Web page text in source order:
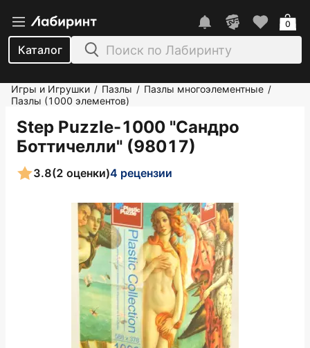
Каталог
0
Игры и Игрушки / Пазлы / Пазлы многоэлементные /
Пазлы (1000 элементов)
Step Puzzle-1000 "Сандро
Боттичелли" (98017)
3.8(2 оценки)4 рецензии